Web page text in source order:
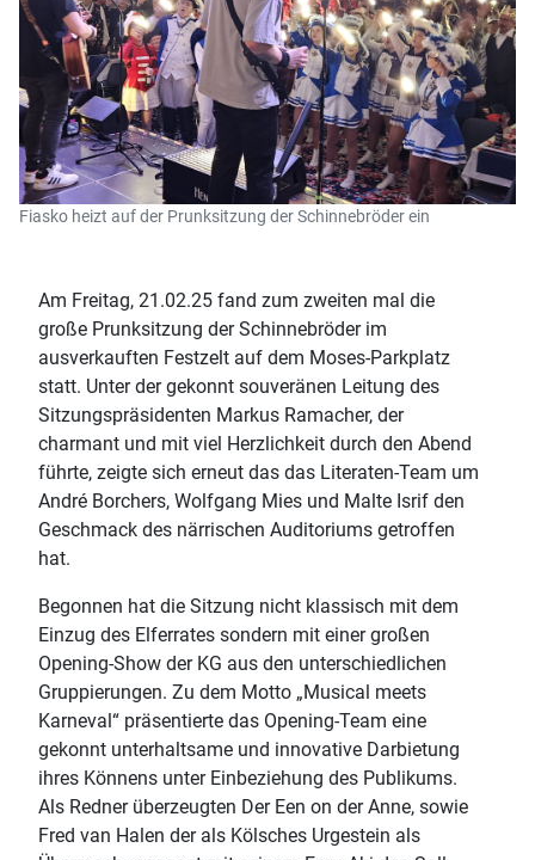
Fiasko heizt auf der Prunksitzung der Schinnebröder ein
Am Freitag, 21.02.25 fand zum zweiten mal die
große Prunksitzung der Schinnebröder im
ausverkauften Festzelt auf dem Moses-Parkplatz
statt. Unter der gekonnt souveränen Leitung des
Sitzungspräsidenten Markus Ramacher, der
charmant und mit viel Herzlichkeit durch den Abend
führte, zeigte sich erneut das das Literaten-Team um
André Borchers, Wolfgang Mies und Malte Isrif den
Geschmack des närrischen Auditoriums getroffen
hat.
Begonnen hat die Sitzung nicht klassisch mit dem
Einzug des Elferrates sondern mit einer großen
Opening-Show der KG aus den unterschiedlichen
Gruppierungen. Zu dem Motto „Musical meets
Karneval“ präsentierte das Opening-Team eine
gekonnt unterhaltsame und innovative Darbietung
ihres Könnens unter Einbeziehung des Publikums.
Als Redner überzeugten Der Een on der Anne, sowie
Fred van Halen der als Kölsches Urgestein als